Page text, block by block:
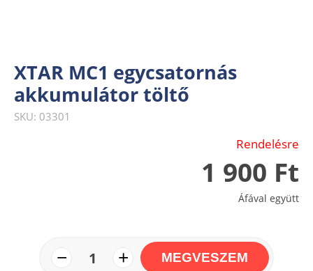
XTAR MC1 egycsatornás
akkumulátor töltő
SKU: 03301
Rendelésre
1 900 Ft
Áfával együtt
− 1 + MEGVESZEM